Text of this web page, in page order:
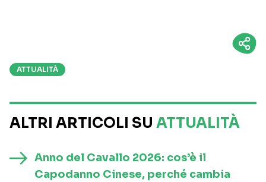
ATTUALITÀ
ALTRI ARTICOLI SU ATTUALITÀ
Anno del Cavallo 2026: cos’è il
Capodanno Cinese, perché cambia